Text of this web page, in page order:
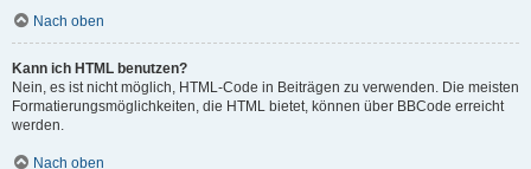
Nach oben
Kann ich HTML benutzen?
Nein, es ist nicht möglich, HTML-Code in Beiträgen zu verwenden. Die meisten
Formatierungsmöglichkeiten, die HTML bietet, können über BBCode erreicht
werden.
Nach oben